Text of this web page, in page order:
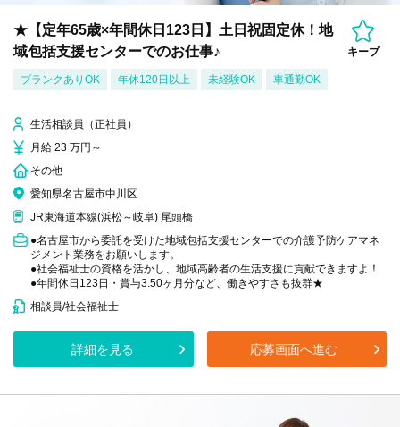
★【定年65歳×年間休日123日】土日祝固定休！地
域包括支援センターでのお仕事♪
キープ
ブランクありOK 年休120日以上 未経験OK 車通勤OK
生活相談員（正社員）
月給 23 万円～
その他
愛知県名古屋市中川区
JR東海道本線(浜松～岐阜) 尾頭橋
●名古屋市から委託を受けた地域包括支援センターでの介護予防ケアマネ
ジメント業務をお願いします。
●社会福祉士の資格を活かし、地域高齢者の生活支援に貢献できますよ！
●年間休日123日・賞与3.50ヶ月分など、働きやすさも抜群★
相談員/社会福祉士
詳細を見る 応募画面へ進む